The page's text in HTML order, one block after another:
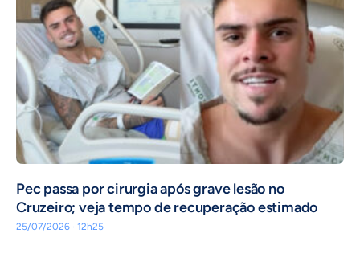
Pec passa por cirurgia após grave lesão no
Cruzeiro; veja tempo de recuperação estimado
25/07/2026 · 12h25